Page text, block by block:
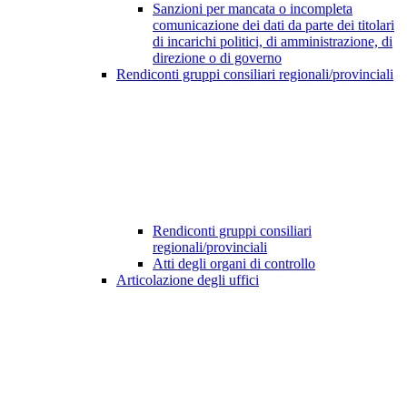
Sanzioni per mancata o incompleta
comunicazione dei dati da parte dei titolari
di incarichi politici, di amministrazione, di
direzione o di governo
Rendiconti gruppi consiliari regionali/provinciali
Rendiconti gruppi consiliari
regionali/provinciali
Atti degli organi di controllo
Articolazione degli uffici